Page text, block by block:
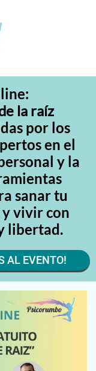
la raíz
por los
en el
y la
sanar tu
vivir con
libertad.
AL EVENTO!